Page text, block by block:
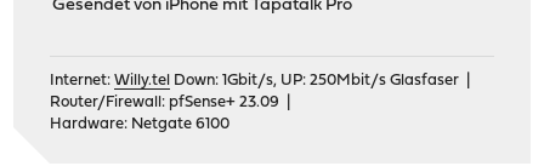
Gesendet von iPhone mit Tapatalk Pro
Internet:Willy.tel
Down: 1Gbit/s, UP: 250Mbit/s Glasfaser |
Router/Firewall: pfSense+ 23.09 |
Hardware: Netgate 6100